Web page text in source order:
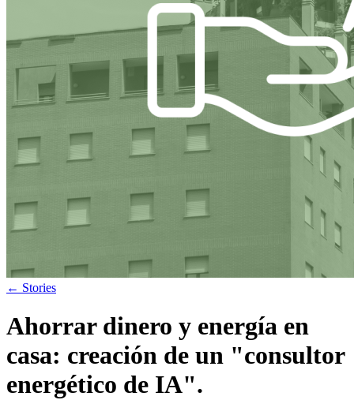
← Stories
Ahorrar dinero y energía en
casa: creación de un "consultor
energético de IA".